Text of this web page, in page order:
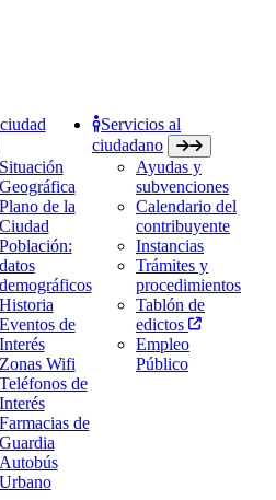
Situación
Geográfica
Plano de la
Ciudad
Población:
datos
demográficos
Historia
Eventos de
Interés
Zonas Wifi
Teléfonos de
Interés
Farmacias de
Guardia
Autobús
Urbano
Servicios al
ciudadano
Ayudas y
subvenciones
Calendario del
contribuyente
Instancias
Trámites y
procedimientos
Tablón de
edictos
Empleo
Público